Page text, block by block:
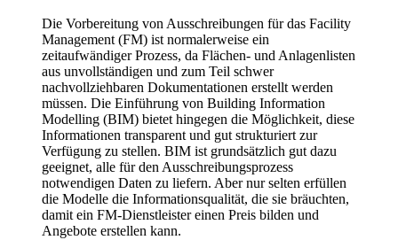
Die Vorbereitung von Ausschreibungen für das Facility
Management (FM) ist normalerweise ein
zeitaufwändiger Prozess, da Flächen- und Anlagenlisten
aus unvollständigen und zum Teil schwer
nachvollziehbaren Dokumentationen erstellt werden
müssen. Die Einführung von Building Information
Modelling (BIM) bietet hingegen die Möglichkeit, diese
Informationen transparent und gut strukturiert zur
Verfügung zu stellen. BIM ist grundsätzlich gut dazu
geeignet, alle für den Ausschreibungsprozess
notwendigen Daten zu liefern. Aber nur selten erfüllen
die Modelle die Informationsqualität, die sie bräuchten,
damit ein FM-Dienstleister einen Preis bilden und
Angebote erstellen kann.